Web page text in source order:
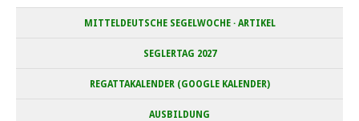
MITTELDEUTSCHE SEGELWOCHE · ARTIKEL
SEGLERTAG 2027
REGATTAKALENDER (GOOGLE KALENDER)
AUSBILDUNG